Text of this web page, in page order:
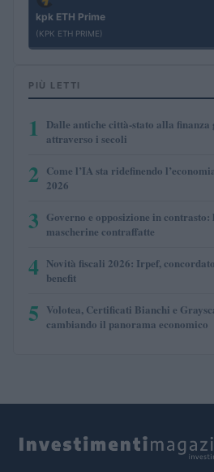
kpk ETH Prime
(KPK ETH PRIME)
PIÙ LETTI
1
Dalle antiche città-stato alla
attraverso i secoli
2 Come l’IA sta ridefinendo
2026
3 Governo e opposizione in contrasto:
mascherine contraffatte
4 Novità fiscali 2026: Irpef,
benefit
5 Volotea, Certificati Bianchi e
cambiando il panorama economico